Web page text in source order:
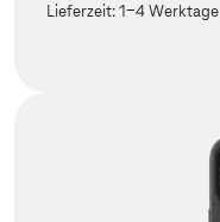
Lieferzeit:1-4 Werktage